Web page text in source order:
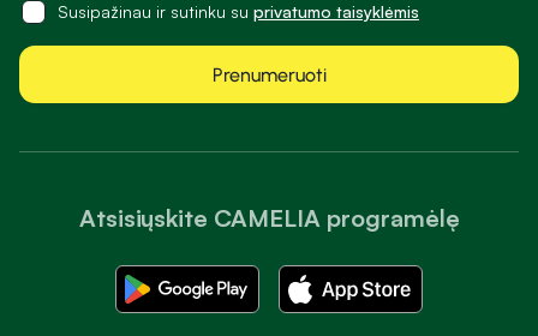
Atsisiųskite CAMELIA programėlę
Susipažinau ir sutinku su privatumo taisyklėmis
Prenumeruoti